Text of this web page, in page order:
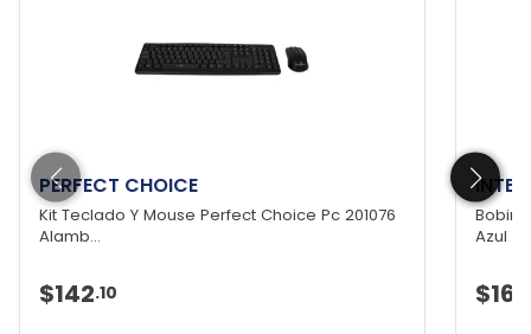
PERFECT CHOICE
Kit Teclado Y Mouse Perfect Choice Pc 201076
Alamb...
$142.10
Azul